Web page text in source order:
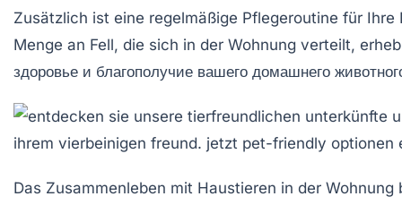
Zusätzlich ist eine regelmäßige Pflegeroutine für Ihre
Menge an Fell, die sich in der Wohnung verteilt,
здоровье и благополучие вашего домашнего
Das Zusammenleben mit Haustieren in der